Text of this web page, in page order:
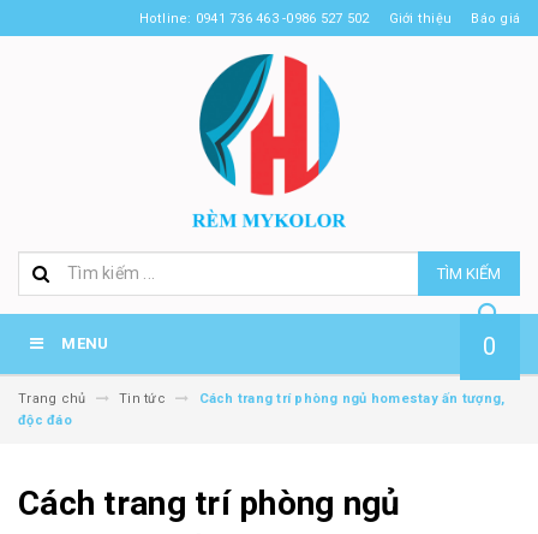
Hotline: 0941 736 463 -0986 527 502 Giới thiệu Báo giá
TÌM KIẾM
MENU 0
Trang chủ Tin tức
Cách trang trí phòng ngủ homestay ấn tượng,
độc đáo
Cách trang trí phòng ngủ